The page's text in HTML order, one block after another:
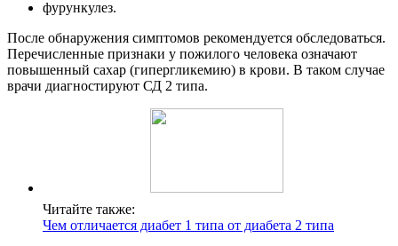
фурункулез.
После обнаружения симптомов рекомендуется обследоваться.
Перечисленные признаки у пожилого человека означают
повышенный сахар (гипергликемию) в крови. В таком случае
врачи диагностируют СД 2 типа.
Читайте также:
Чем отличается диабет 1 типа от диабета 2 типа